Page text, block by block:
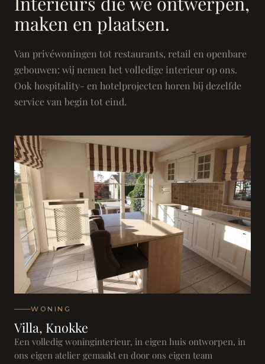
maken en plaatsen.
Van privéwoningen tot restaurants, retail en openbare
gebouwen: wij nemen het volledige interieur op ons.
Ook hospitality- en hotelprojecten horen bij dezelfde
service van begin tot eind.
WONING
Villa, Knokke
Een volledig woninginterieur, in eigen huis ontworpen, in
ons eigen atelier gemaakt en door ons eigen team